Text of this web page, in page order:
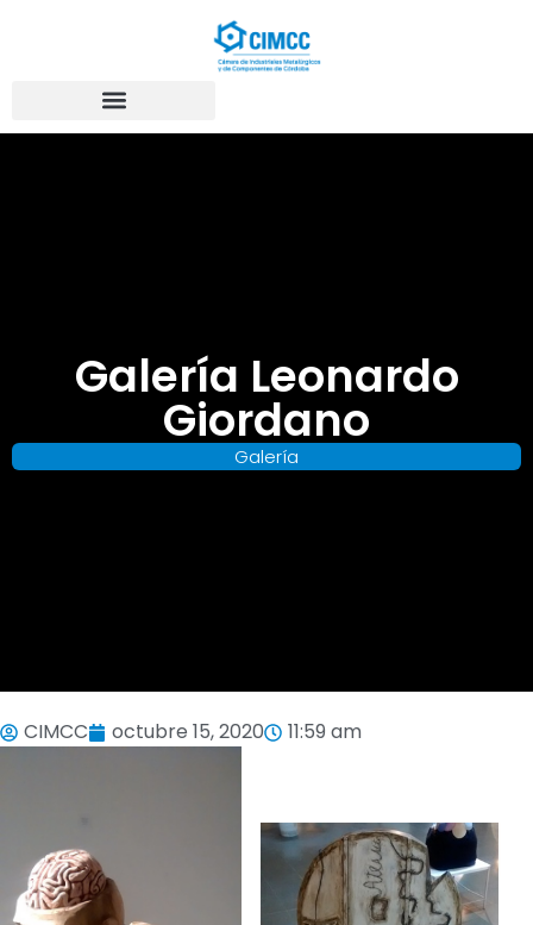
Galería Leonardo
Giordano
Galería
CIMCC octubre 15, 2020 11:59 am